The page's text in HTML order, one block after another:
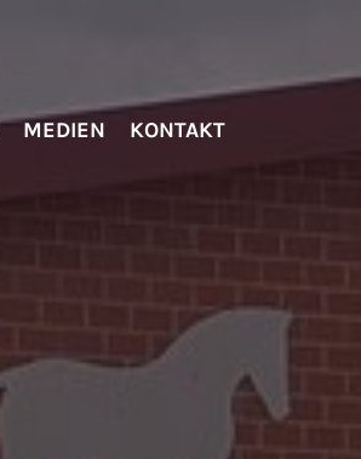
MEDIEN KONTAKT